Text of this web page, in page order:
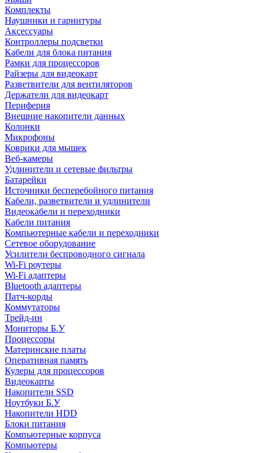
Комплекты
Наушники и гарнитуры
Аксессуары
Контроллеры подсветки
Кабели для блока питания
Рамки для процессоров
Райзеры для видеокарт
Разветвители для вентиляторов
Держатели для видеокарт
Периферия
Внешние накопители данных
Колонки
Микрофоны
Коврики для мышек
Веб-камеры
Удлинители и сетевые фильтры
Батарейки
Источники бесперебойного питания
Кабели, разветвители и удлинители
Видеокабели и переходники
Кабели питания
Компьютерные кабели и переходники
Сетевое оборудование
Усилители беспроводного сигнала
Wi-Fi роутеры
Wi-Fi адаптеры
Bluetooth адаптеры
Патч-корды
Коммутаторы
Трейд-ин
Мониторы Б.У
Процессоры
Материнские платы
Оперативная память
Кулеры для процессоров
Видеокарты
Накопители SSD
Ноутбуки Б.У
Накопители HDD
Блоки питания
Компьютерные корпуса
Компьютеры